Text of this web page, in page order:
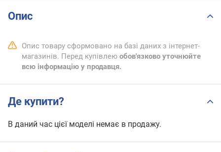
Опис
Опис товару сформовано на базі даних з інтернет-
магазинів. Перед купівлею обов'язково уточнюйте
всю інформацію у продавця.
Де купити?
В даний час цієї моделі немає в продажу.